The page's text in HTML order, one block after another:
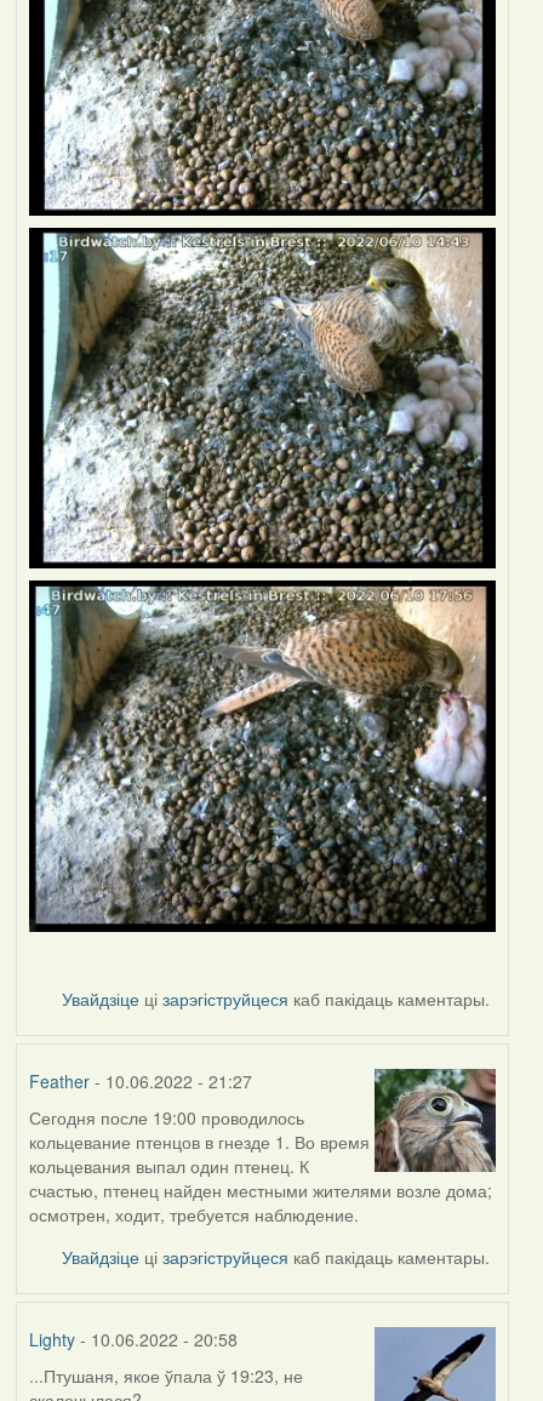
Увайдзіце цізарэгіструйцеся каб пакідаць каментары.
Feather- 10.06.2022 - 21:27
Сегодня после 19:00 проводилось
кольцевание птенцов в гнезде 1. Во время
кольцевания выпал один птенец. К
счастью, птенец найден местными жителями возле дома;
осмотрен, ходит, требуется наблюдение.
Увайдзіце цізарэгіструйцеся каб пакідаць каментары.
Lighty- 10.06.2022 - 20:58
...Птушаня, якое ўпала ў 19:23, не